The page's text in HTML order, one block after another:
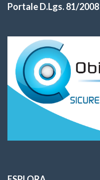
Portale D.Lgs. 81/2008